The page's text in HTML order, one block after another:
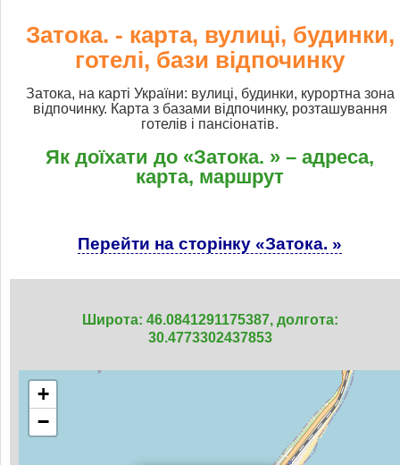
Затока. - карта, вулиці, будинки,
готелі, бази відпочинку
Затока, на карті України: вулиці, будинки, курортна зона
відпочинку. Карта з базами відпочинку, розташування
готелів і пансіонатів.
Як доїхати до «Затока. » – адреса,
карта, маршрут
Перейти на сторінку «Затока. »
Широта: 46.0841291175387, долгота:
30.4773302437853
+
−